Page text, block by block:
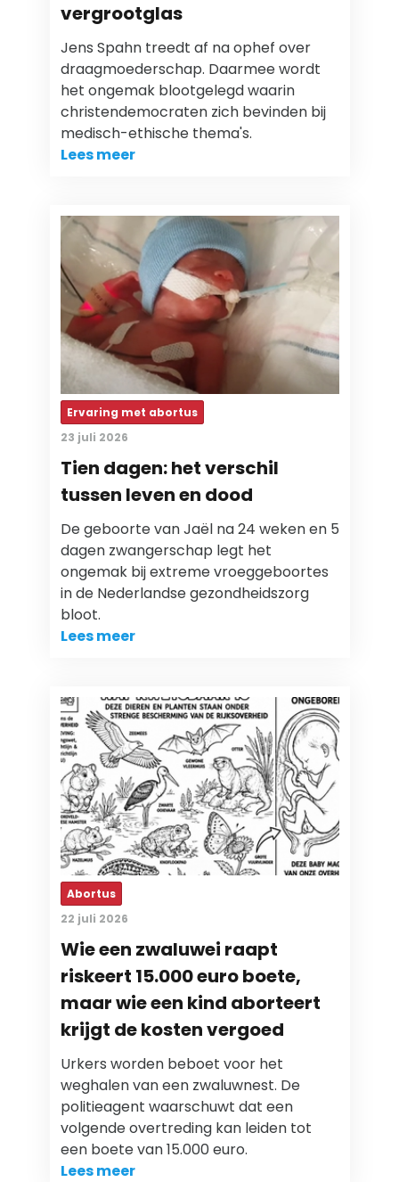
vergrootglas
Jens Spahn treedt af na ophef over
draagmoederschap. Daarmee wordt
het ongemak blootgelegd waarin
christendemocraten zich bevinden bij
medisch-ethische thema's.
Lees meer
Ervaring met abortus
23 juli 2026
Tien dagen: het verschil
tussen leven en dood
De geboorte van Jaël na 24 weken en 5
dagen zwangerschap legt het
ongemak bij extreme vroeggeboortes
in de Nederlandse gezondheidszorg
bloot.
Lees meer
Abortus
22 juli 2026
Wie een zwaluwei raapt
riskeert 15.000 euro boete,
maar wie een kind aborteert
krijgt de kosten vergoed
Urkers worden beboet voor het
weghalen van een zwaluwnest. De
politieagent waarschuwt dat een
volgende overtreding kan leiden tot
een boete van 15.000 euro.
Lees meer